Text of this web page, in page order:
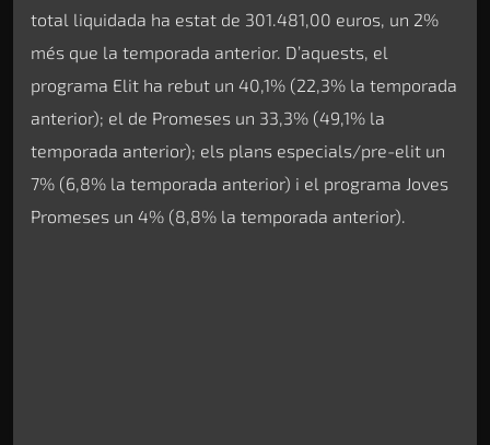
total liquidada ha estat de 301.481,00 euros, un 2%
més que la temporada anterior. D’aquests, el
programa Elit ha rebut un 40,1% (22,3% la temporada
anterior); el de Promeses un 33,3% (49,1% la
temporada anterior); els plans especials/pre-elit un
7% (6,8% la temporada anterior) i el programa Joves
Promeses un 4% (8,8% la temporada anterior).